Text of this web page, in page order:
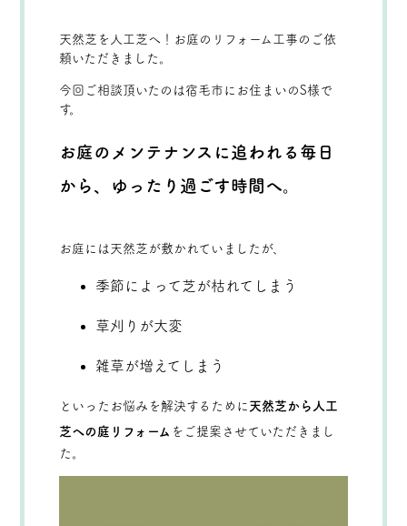
天然芝を人工芝へ！お庭のリフォーム工事のご依
頼いただきました。
今回ご相談頂いたのは宿毛市にお住まいのS様で
す。
お庭のメンテナンスに追われる毎日
から、ゆったり過ごす時間へ。
お庭には天然芝が敷かれていましたが、
季節によって芝が枯れてしまう
草刈りが大変
雑草が増えてしまう
といったお悩みを解決するために 天然芝から人工
芝への庭リフォーム をご提案させていただきまし
た。